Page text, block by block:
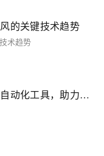
的关键技术趋势
术趋势
还在被日志折磨过？防火墙日志分析自动化工具，助力解析各类日志数据